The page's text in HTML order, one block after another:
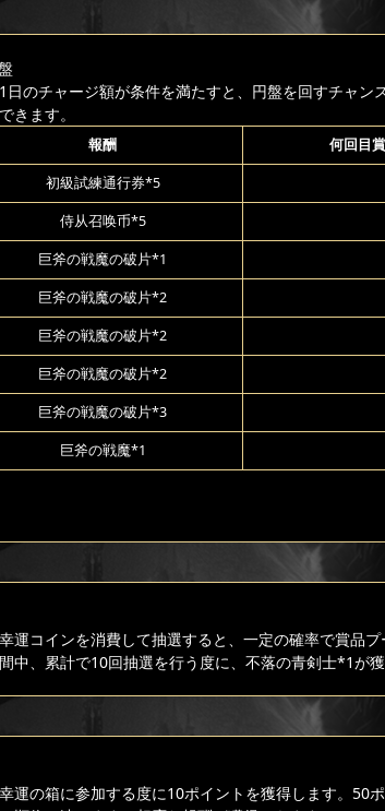
日のチャージ額が条件を満たすと、円盤を回すチャン
きます。
報酬 何回目
初級試練通行券*5
侍从召唤币*5
巨斧の戦魔の破片*1
巨斧の戦魔の破片*2
巨斧の戦魔の破片*2
巨斧の戦魔の破片*2
巨斧の戦魔の破片*3
巨斧の戦魔*1
運コインを消費して抽選すると、一定の確率で賞品
中、累計で10回抽選を行う度に、不落の青剣士*1が獲
運の箱に参加する度に10ポイントを獲得します。50